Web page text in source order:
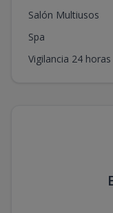
Salón Multiusos
Spa
Vigilancia 24 horas